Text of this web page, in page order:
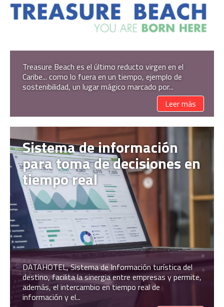
Treasure Beach es el último reducto virgen en el
Caribe... como lo fuera en un tiempo, ejemplo de
sostenibilidad, un lugar mágico marcado por...
Leer más
Sistema de información
para toma de decisiones en
tiempo real
DATAHOTEL, Sistema de Información turística del
destino, facilita la sinergia entre empresas y permite,
además, el intercambio en tiempo real de
información y el...